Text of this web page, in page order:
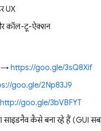
UX
कॉल-टू-ऐक्शन
→ https://goo.gle/3sQ8Xif
goo.gle/2Np83J9
http://goo.gle/3bVBFYT
साइडनैव कैसे बना रहे हैं (GUI